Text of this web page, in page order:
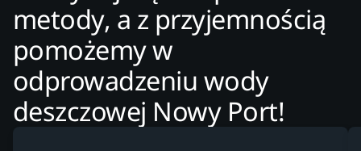
metody, a z przyjemnością
pomożemy w
odprowadzeniu wody
deszczowej Nowy Port!